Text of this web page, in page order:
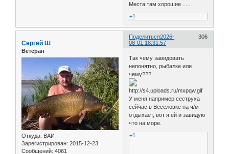
Места там хорошие .....
+1
Поделиться 306
2026-
08-01 18:31:57
Сергей Ш
Ветеран
Откуда: ВАИ
Зарегистрирован: 2015-12-23
Сообщений: 4061
Так чему завидовать
непонятно, рыбалке или
чему???
У меня например сеструха
сейчас в Веселовке на ч/м
отдыхает, вот я ей и завидую
что на море.
+1